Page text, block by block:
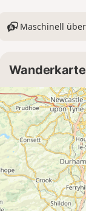
Maschinell
Wanderkarte